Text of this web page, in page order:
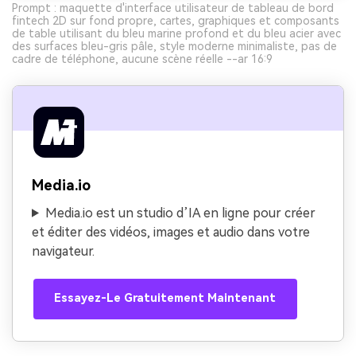
Prompt : maquette d'interface utilisateur de tableau de bord
fintech 2D sur fond propre, cartes, graphiques et composants
de table utilisant du bleu marine profond et du bleu acier avec
des surfaces bleu-gris pâle, style moderne minimaliste, pas de
cadre de téléphone, aucune scène réelle --ar 16:9
Media.io
Media.io est un studio d’IA en ligne pour créer
et éditer des vidéos, images et audio dans votre
navigateur.
Essayez-Le Gratuitement Maintenant